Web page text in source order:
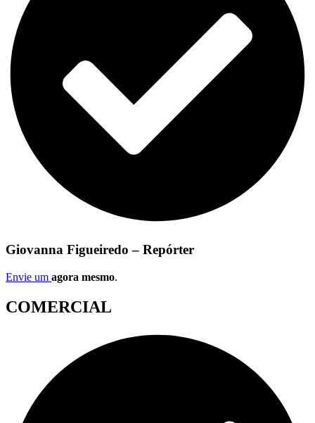
Giovanna Figueiredo – Repórter
Envie um agora mesmo.
COMERCIAL